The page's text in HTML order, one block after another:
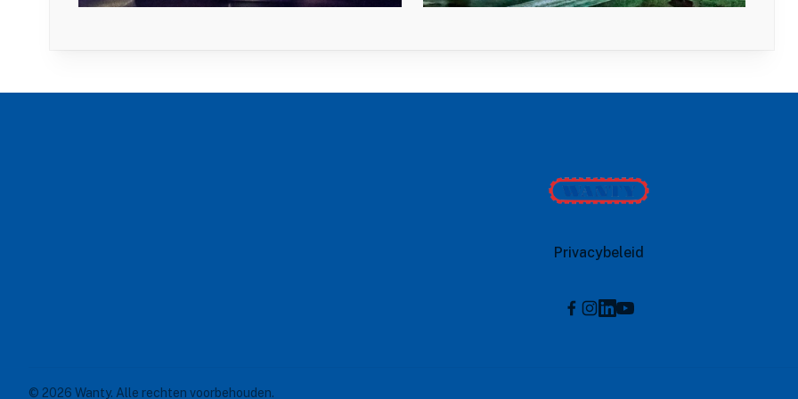
Wanty
Privacybeleid
Instagram
Linkedin
Youtube
© 2026 Wanty. Alle rechten voorbehouden.